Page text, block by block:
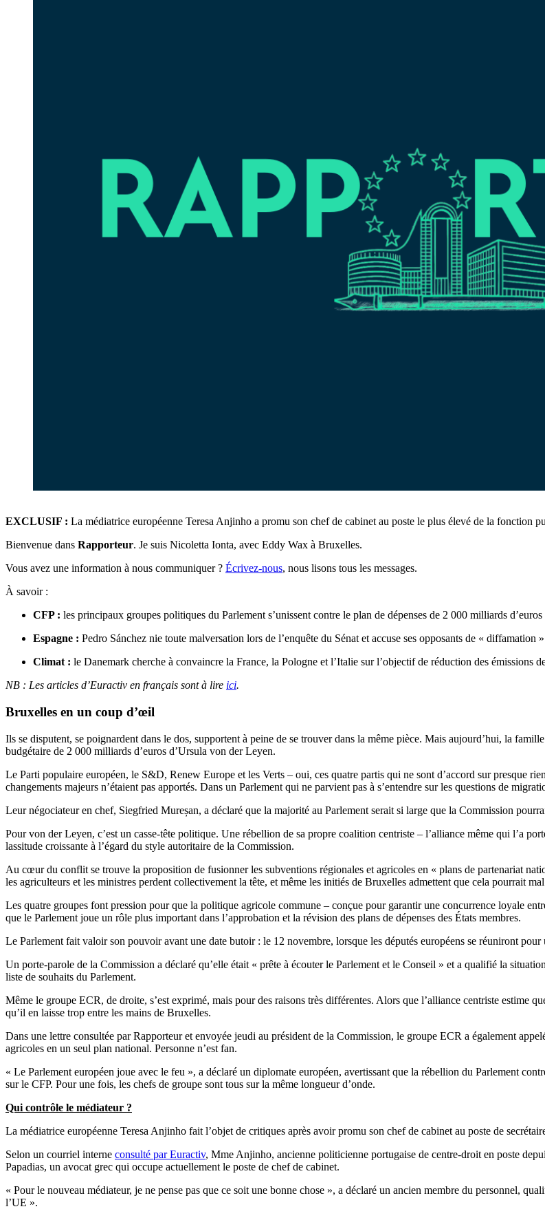
EXCLUSIF : La médiatrice européenne Teresa Anjinho a promu son chef de cabinet au poste le plus élevé de la fonction
Bienvenue dans Rapporteur. Je suis Nicoletta Ionta, avec Eddy Wax à Bruxelles.
Vous avez une information à nous communiquer ? Écrivez-nous, nous lisons tous les messages.
À savoir :
CFP : les principaux groupes politiques du Parlement s’unissent contre le plan de dépenses de 2 000 milliards
Espagne : Pedro Sánchez nie toute malversation lors de l’enquête du Sénat et accuse ses opposants de « diffamation »
Climat : le Danemark cherche à convaincre la France, la Pologne et l’Italie sur l’objectif de réduction des émissions
NB : Les articles d’Euractiv en français sont à lire ici.
Bruxelles en un coup d’œil
Ils se disputent, se poignardent dans le dos, supportent à peine de se trouver dans la même pièce. Mais aujourd’hui, la
budgétaire de 2 000 milliards d’euros d’Ursula von der Leyen.
Le Parti populaire européen, le S&D, Renew Europe et les Verts – oui, ces quatre partis qui ne sont d’accord sur presque
changements majeurs n’étaient pas apportés. Dans un Parlement qui ne parvient pas à s’entendre sur les questions de
Leur négociateur en chef, Siegfried Mureșan, a déclaré que la majorité au Parlement serait si large que la Commission
Pour von der Leyen, c’est un casse-tête politique. Une rébellion de sa propre coalition centriste – l’alliance même qui l’a
lassitude croissante à l’égard du style autoritaire de la Commission.
Au cœur du conflit se trouve la proposition de fusionner les subventions régionales et agricoles en « plans de partenariat
les agriculteurs et les ministres perdent collectivement la tête, et même les initiés de Bruxelles admettent que cela pourrait
Les quatre groupes font pression pour que la politique agricole commune – conçue pour garantir une concurrence loyale
que le Parlement joue un rôle plus important dans l’approbation et la révision des plans de dépenses des États membres.
Le Parlement fait valoir son pouvoir avant une date butoir : le 12 novembre, lorsque les députés européens se réuniront
Un porte-parole de la Commission a déclaré qu’elle était « prête à écouter le Parlement et le Conseil » et a qualifié la
liste de souhaits du Parlement.
Même le groupe ECR, de droite, s’est exprimé, mais pour des raisons très différentes. Alors que l’alliance centriste estime
qu’il en laisse trop entre les mains de Bruxelles.
Dans une lettre consultée par Rapporteur et envoyée jeudi au président de la Commission, le groupe ECR a également
agricoles en un seul plan national. Personne n’est fan.
« Le Parlement européen joue avec le feu », a déclaré un diplomate européen, avertissant que la rébellion du Parlement
sur le CFP. Pour une fois, les chefs de groupe sont tous sur la même longueur d’onde.
Qui contrôle le médiateur ?
La médiatrice européenne Teresa Anjinho fait l’objet de critiques après avoir promu son chef de cabinet au poste de
Selon un courriel interne consulté par Euractiv, Mme Anjinho, ancienne politicienne portugaise de centre-droit en poste
Papadias, un avocat grec qui occupe actuellement le poste de chef de cabinet.
« Pour le nouveau médiateur, je ne pense pas que ce soit une bonne chose », a déclaré un ancien membre du personnel,
l’UE ».